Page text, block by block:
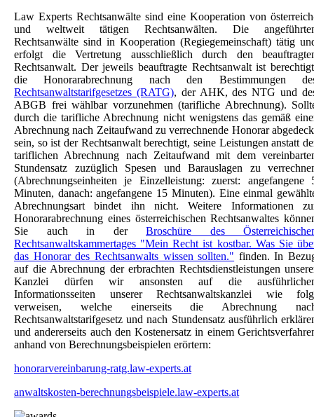
Law Experts Rechtsanwälte sind eine Kooperation von
und weltweit tätigen Rechtsanwälten. Die
Rechtsanwälte sind in Kooperation (Regiegemeinschaft) tätig
erfolgt die Vertretung ausschließlich durch den
Rechtsanwalt. Der jeweils beauftragte Rechtsanwalt ist
die Honorarabrechnung nach den Bestimmungen
Rechtsanwaltstarifgesetzes (RATG), der AHK, des NTG und
ABGB frei wählbar vorzunehmen (tarifliche Abrechnung).
durch die tarifliche Abrechnung nicht wenigstens das gemäß
Abrechnung nach Zeitaufwand zu verrechnende Honorar
sein, so ist der Rechtsanwalt berechtigt, seine Leistungen anstatt
tariflichen Abrechnung nach Zeitaufwand mit dem
Stundensatz zuzüglich Spesen und Barauslagen zu
(Abrechnungseinheiten je Einzelleistung: zuerst: angefangene
Minuten, danach: angefangene 15 Minuten). Eine einmal
Abrechnungsart bindet ihn nicht. Weitere Informationen
Honorarabrechnung eines österreichischen Rechtsanwaltes
Sie auch in der Broschüre des
Rechtsanwaltskammertages "Mein Recht ist kostbar. Was Sie
das Honorar des Rechtsanwalts wissen sollten." finden. In
auf die Abrechnung der erbrachten Rechtsdienstleistungen
Kanzlei dürfen wir ansonsten auf die
Informationsseiten unserer Rechtsanwaltskanzlei wie
verweisen, welche einerseits die Abrechnung
Rechtsanwaltstarifgesetz und nach Stundensatz ausführlich
und andererseits auch den Kostenersatz in einem
anhand von Berechnungsbeispielen erörtern:
honorarvereinbarung-ratg.law-experts.at
anwaltskosten-berechnungsbeispiele.law-experts.at